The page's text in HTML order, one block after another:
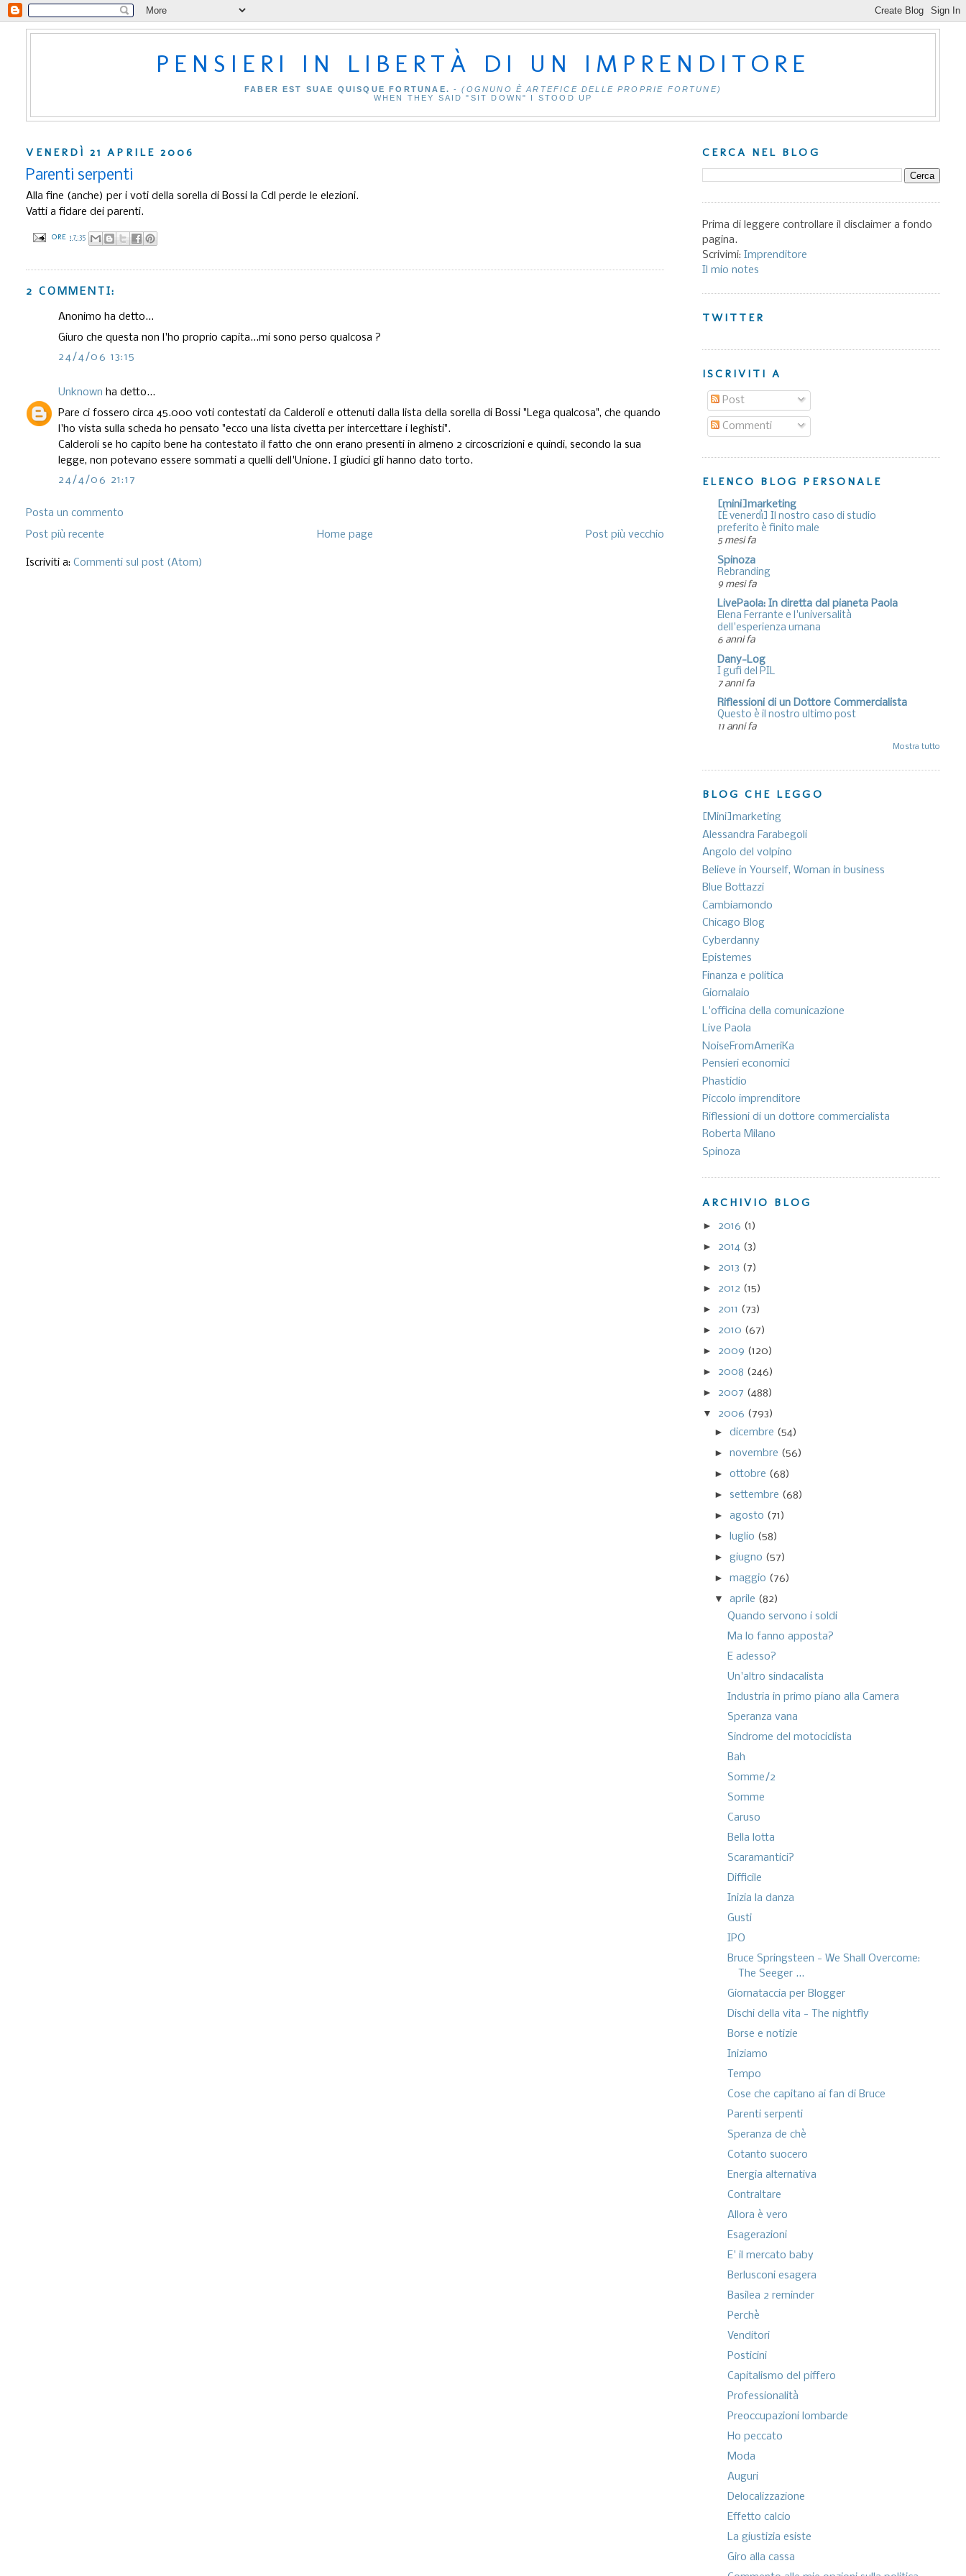
PENSIERI IN LIBERTÀ DI UN IMPRENDITORE
FABER EST SUAE QUISQUE FORTUNAE. -(OGNUNO È ARTEFICE DELLE PROPRIE FORTUNE)
WHEN THEY SAID "SIT DOWN" I STOOD UP
VENERDÌ 21 APRILE 2006
Parenti serpenti
Alla fine (anche) per i voti della sorella di Bossi la Cdl perde le elezioni.
Vatti a fidare dei parenti.
ORE17:35
2 COMMENTI:
Anonimo ha detto...
Giuro che questa non l'ho proprio capita...mi sono perso qualcosa ?
24/4/06 13:15
Unknown ha detto...
Pare ci fossero circa 45.000 voti contestati da Calderoli e ottenuti dalla lista della sorella di Bossi "Lega qualcosa", che quando
l'ho vista sulla scheda ho pensato "ecco una lista civetta per intercettare i leghisti".
Calderoli se ho capito bene ha contestato il fatto che onn erano presenti in almeno 2 circoscrizioni e quindi, secondo la sua
legge, non potevano essere sommati a quelli dell'Unione. I giudici gli hanno dato torto.
24/4/06 21:17
Posta un commento
Post più recente
Post più vecchio
Home page
Iscriviti a:Commenti sul post (Atom)
CERCA NEL BLOG
Prima di leggere controllare il disclaimer a fondo
pagina.
Scrivimi: Imprenditore
Il mio notes
TWITTER
ISCRIVITI A
Post
Commenti
ELENCO BLOG PERSONALE
[mini]marketing
[È venerdì] Il nostro caso di studio
preferito è finito male
5 mesi fa
Spinoza
Rebranding
9 mesi fa
LivePaola: In diretta dal pianeta Paola
Elena Ferrante e l'universalità
dell'esperienza umana
6 anni fa
Dany-Log
I gufi del PIL
7 anni fa
Riflessioni di un Dottore Commercialista
Questo è il nostro ultimo post
11 anni fa
Mostra tutto
BLOG CHE LEGGO
[Mini]marketing
Alessandra Farabegoli
Angolo del volpino
Believe in Yourself, Woman in business
Blue Bottazzi
Cambiamondo
Chicago Blog
Cyberdanny
Epistemes
Finanza e politica
Giornalaio
L'officina della comunicazione
Live Paola
NoiseFromAmeriKa
Pensieri economici
Phastidio
Piccolo imprenditore
Riflessioni di un dottore commercialista
Roberta Milano
Spinoza
ARCHIVIO BLOG
► 2016 (1)
► 2014 (3)
► 2013 (7)
► 2012 (15)
► 2011 (73)
► 2010 (67)
► 2009 (120)
► 2008 (246)
► 2007 (488)
▼ 2006 (793)
►dicembre (54)
►novembre (56)
►ottobre (68)
► settembre (68)
►agosto (71)
►luglio (58)
►giugno (57)
►maggio (76)
▼aprile (82)
Quando servono i soldi
Ma lo fanno apposta?
E adesso?
Un'altro sindacalista
Industria in primo piano alla Camera
Speranza vana
Sindrome del motociclista
Bah
Somme/2
Somme
Caruso
Bella lotta
Scaramantici?
Difficile
Inizia la danza
Gusti
IPO
Bruce Springsteen - We Shall Overcome:
The Seeger ...
Giornataccia per Blogger
Dischi della vita - The nightfly
Borse e notizie
Iniziamo
Tempo
Cose che capitano ai fan di Bruce
Parenti serpenti
Speranza de chè
Cotanto suocero
Energia alternativa
Contraltare
Allora è vero
Esagerazioni
E' il mercato baby
Berlusconi esagera
Basilea 2 reminder
Perchè
Venditori
Posticini
Capitalismo del piffero
Professionalità
Preoccupazioni lombarde
Ho peccato
Moda
Auguri
Delocalizzazione
Effetto calcio
La giustizia esiste
Giro alla cassa